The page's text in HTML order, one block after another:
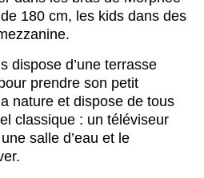
180 cm, les kids dans des
dispose d’une terrasse
prendre son petit
nature et dispose de tous
classique : un téléviseur
salle d’eau et le